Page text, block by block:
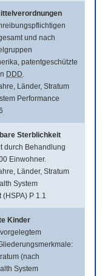
und nach
patentgeschützte
DDD.
Länder, Stratum
Performance
Sterblichkeit
durch Behandlung
Einwohner.
Länder, Stratum
System
(HSPA) P 1.1
Kinder
(nach
System